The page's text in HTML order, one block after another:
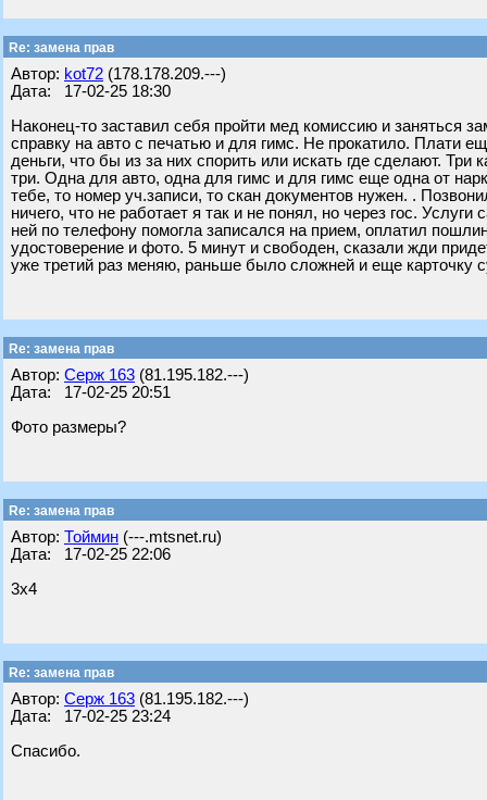
Re: замена прав
Автор: kot72 (178.178.209.---)
Дата: 17-02-25 18:30
Наконец-то заставил себя пройти мед комиссию и заняться
справку на авто с печатью и для гимс. Не прокатило. Плати
деньги, что бы из за них спорить или искать где сделают.
три. Одна для авто, одна для гимс и для гимс еще одна от
тебе, то номер уч.записи, то скан документов нужен. .
ничего, что не работает я так и не понял, но через гос.
ней по телефону помогла записался на прием, оплатил
удостоверение и фото. 5 минут и свободен, сказали жди
уже третий раз меняю, раньше было сложней и еще карточку
Re: замена прав
Автор: Серж 163 (81.195.182.---)
Дата: 17-02-25 20:51
Фото размеры?
Re: замена прав
Автор: Тоймин (---.mtsnet.ru)
Дата: 17-02-25 22:06
3х4
Re: замена прав
Автор: Серж 163 (81.195.182.---)
Дата: 17-02-25 23:24
Спасибо.